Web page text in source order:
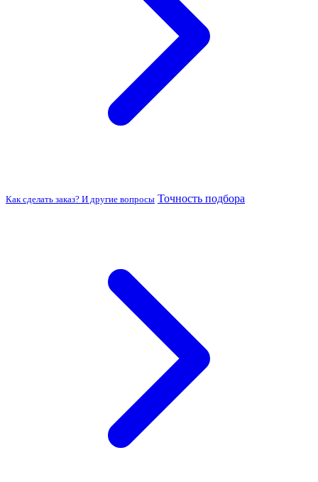
Как сделать заказ? И другие вопросы Точность подбора